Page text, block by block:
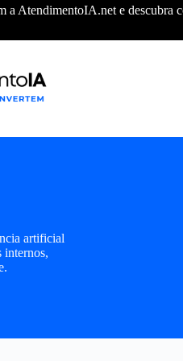
a AtendimentoIA.net e descubra
artificial
internos,